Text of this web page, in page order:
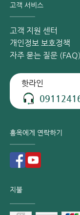
고객 서비스
고객 지원 센터
개인정보 보호정책
자주 묻는 질문 (FAQ)
핫라인
홍옥에게 연락하기
지불